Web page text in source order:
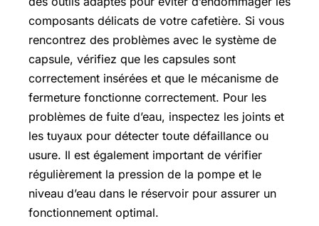
composants délicats de votre cafetière. Si vous
rencontrez des problèmes avec le système de
capsule, vérifiez que les capsules sont
correctement insérées et que le mécanisme de
fermeture fonctionne correctement. Pour les
problèmes de fuite d’eau, inspectez les joints et
les tuyaux pour détecter toute défaillance ou
usure. Il est également important de vérifier
régulièrement la pression de la pompe et le
niveau d’eau dans le réservoir pour assurer un
fonctionnement optimal.